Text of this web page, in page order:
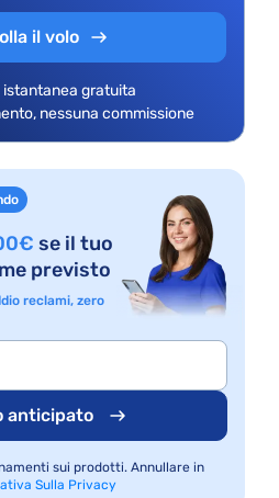
il volo
istantanea gratuita
nessuna commissione
se il tuo
previsto
reclami, zero
anticipato
sui prodotti. Annullare in
Sulla Privacy